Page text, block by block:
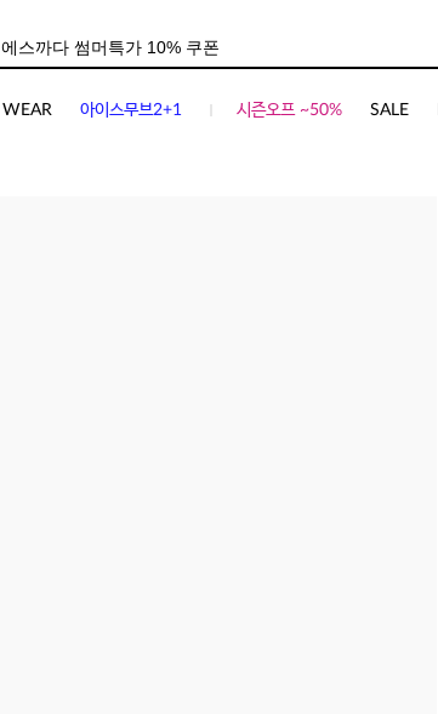
WEAR 아이스무브2+1 시즌오프 ~50% SALE